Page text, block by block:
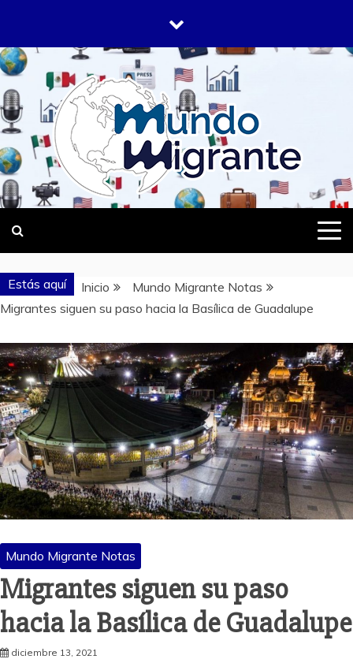
contenido
MUNDO
MIGRANTE
DONDE TODOS SOMOS MIGRANTES
Estás aquí Inicio
Mundo Migrante Notas
Migrantes siguen su paso hacia la Basílica de Guadalupe
Mundo Migrante Notas
Migrantes siguen su paso
hacia la Basílica de Guadalupe
diciembre 13, 2021